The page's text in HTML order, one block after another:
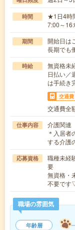
時間
★1日4時
7:00～
期間
開始日は
長期でも
時給
無資格
日払い／
は手続き
交通費
交通費全
仕事内容
介護関連
＊入居者
する介護
応募資格
職種未経
要
無資格・
不要です
職場の雰囲気
年齢層